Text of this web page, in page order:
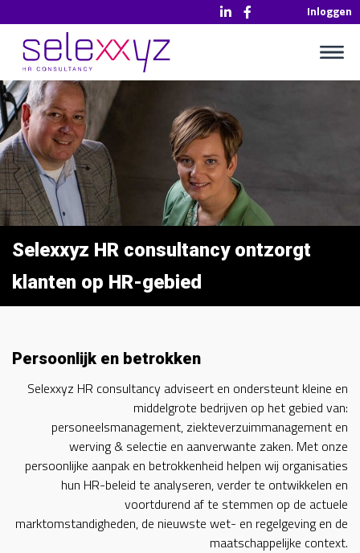
Inloggen
Selexxyz HR consultancy ontzorgt
klanten op HR-gebied
Persoonlijk en betrokken
Selexxyz HR consultancy adviseert en ondersteunt kleine en
middelgrote bedrijven op het gebied van:
personeelsmanagement, ziekteverzuimmanagement en
werving & selectie en aanverwante zaken. Met onze
persoonlijke aanpak en betrokkenheid helpen wij organisaties
hun HR-beleid te analyseren, verder te ontwikkelen en
voortdurend af te stemmen op de actuele
marktomstandigheden, de nieuwste wet- en regelgeving en de
maatschappelijke context.